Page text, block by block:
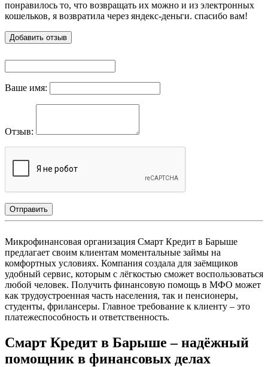
понравилось то, что возвращать их можно и из электронных
кошельков, я возвратила через яндекс-деньги. спасибо вам!
Добавить отзыв
Ваше имя:
Отзыв:
Отправить
Микрофинансовая организация Смарт Кредит в Барыше
предлагает своим клиентам моментальные займы на
комфортных условиях. Компания создала для заёмщиков
удобный сервис, которым с лёгкостью сможет воспользоваться
любой человек. Получить финансовую помощь в МФО может
как трудоустроенная часть населения, так и пенсионеры,
студенты, фрилансеры. Главное требование к клиенту – это
платежеспособность и ответственность.
Смарт Кредит в Барыше – надёжный
помощник в финансовых делах